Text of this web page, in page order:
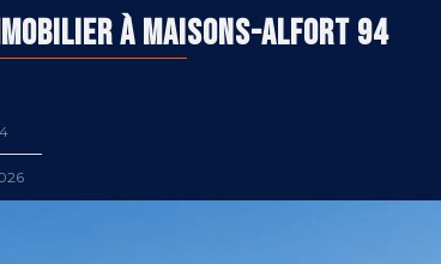
À MAISONS-ALFORT 94